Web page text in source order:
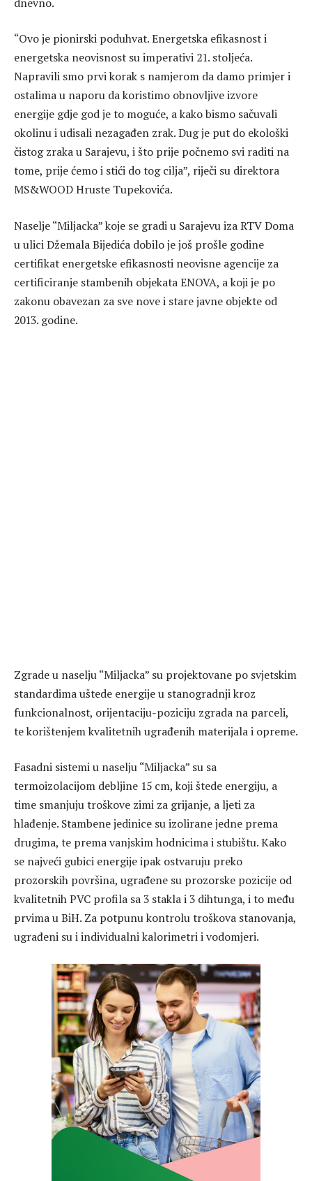
“Ovo je pionirski poduhvat. Energetska efikasnost i
energetska neovisnost su imperativi 21. stoljeća.
Napravili smo prvi korak s namjerom da damo primjer i
ostalima u naporu da koristimo obnovljive izvore
energije gdje god je to moguće, a kako bismo sačuvali
okolinu i udisali nezagađen zrak. Dug je put do ekološki
čistog zraka u Sarajevu, i što prije počnemo svi raditi na
tome, prije ćemo i stići do tog cilja”, riječi su direktora
MS&WOOD Hruste Tupekovića.
Naselje “Miljacka” koje se gradi u Sarajevu iza RTV Doma
u ulici Džemala Bijedića dobilo je još prošle godine
certifikat energetske efikasnosti neovisne agencije za
certificiranje stambenih objekata ENOVA, a koji je po
zakonu obavezan za sve nove i stare javne objekte od
2013. godine.
Zgrade u naselju “Miljacka” su projektovane po svjetskim
standardima uštede energije u stanogradnji kroz
funkcionalnost, orijentaciju-poziciju zgrada na parceli,
te korištenjem kvalitetnih ugrađenih materijala i opreme.
Fasadni sistemi u naselju “Miljacka” su sa
termoizolacijom debljine 15 cm, koji štede energiju, a
time smanjuju troškove zimi za grijanje, a ljeti za
hlađenje. Stambene jedinice su izolirane jedne prema
drugima, te prema vanjskim hodnicima i stubištu. Kako
se najveći gubici energije ipak ostvaruju preko
prozorskih površina, ugrađene su prozorske pozicije od
kvalitetnih PVC profila sa 3 stakla i 3 dihtunga, i to među
prvima u BiH. Za potpunu kontrolu troškova stanovanja,
ugrađeni su i individualni kalorimetri i vodomjeri.